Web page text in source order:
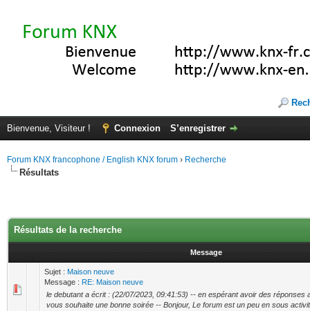
Bienvenue, Visiteur ! Connexion S’enregistrer
Forum KNX francophone / English KNX forum › Recherche
Résultats
Résultats de la recherche
Message
Sujet : Maison neuve
Message : RE: Maison neuve
le debutant a écrit : (22/07/2023, 09:41:53) -- en espérant avoir des réponses
vous souhaite une bonne soirée -- Bonjour, Le forum est un peu en sous